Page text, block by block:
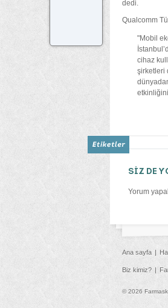
dedi.
Qualcomm
"Mobil
cihaz
şirketleri
SİZ DE
Yorum
Ana sayfa
Biz kimiz?
© 2026